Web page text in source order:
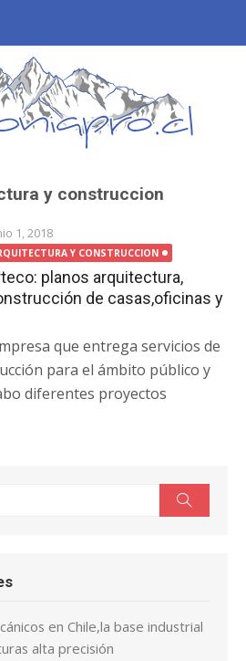
y construccion
1, 2018
Y CONSTRUCCION
planos arquitectura,
de casas,oficinas y
que entrega servicios de
para el ámbito público y
diferentes proyectos
en Chile,la base industrial
alta precisión